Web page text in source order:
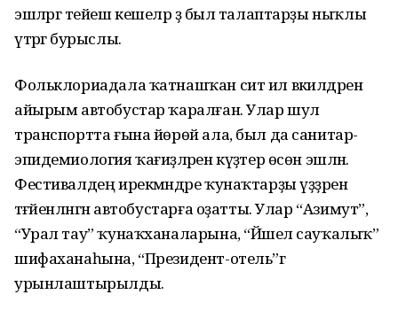
эшләргә тейеш кешеләр ҙә был талаптарҙы ныҡлы
үтәргә бурыслы.
Фольклориадала ҡатнашҡан сит ил вәкилдәренә
айырым автобустар ҡаралған. Улар шул
транспортта ғына йөрөй ала, был да санитар-
эпидемиология ҡағиҙәләрен күҙәтер өсөн эшләнә.
Фестивалдең ирекмәндәре ҡунаҡтарҙы үҙҙәренә
тәғәйенләнгән автобустарға оҙатты. Улар “Азимут”,
“Урал тау” ҡунаҡханаларына, “Йәшел сауҡалыҡ”
шифаханаһына, “Президент-отель”гә
урынлаштырылды.